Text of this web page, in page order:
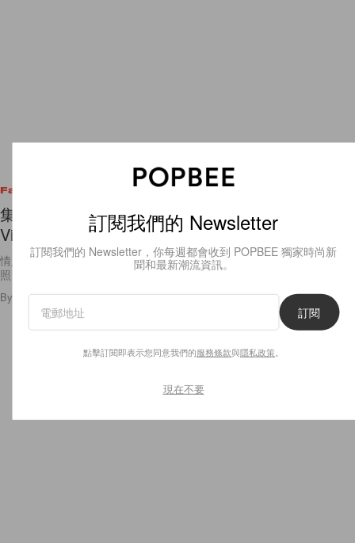
Fashion
集性感與可愛於一身的尤物：維密天使超性感演繹
Victoria’s Secret 情人節系列！
情人節將至，Victoria’s Secret 最近就釋出了 2018 情人節系列的造型
照，由 Taylor Hill、Elsa Hosk、Jasmine Tookes、 Lily Aldridge
By Angel Fong/2018年2月9日 73
訂閱我們的 Newsletter
訂閱我們的 Newsletter，你每週都會收到 POPBEE 獨家時尚新
聞和最新潮流資訊。
訂閱
點擊訂閱即表示您同意我們的服務條款與隱私政策
現在不要